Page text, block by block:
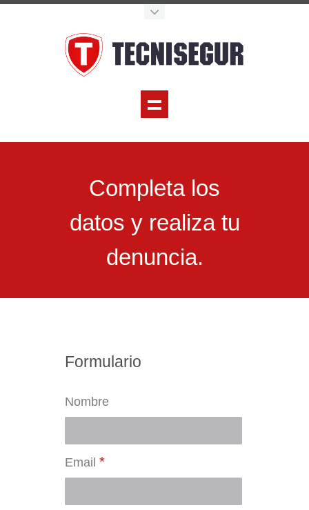
Completa los
datos y realiza tu
denuncia.
Formulario
Nombre
Email *